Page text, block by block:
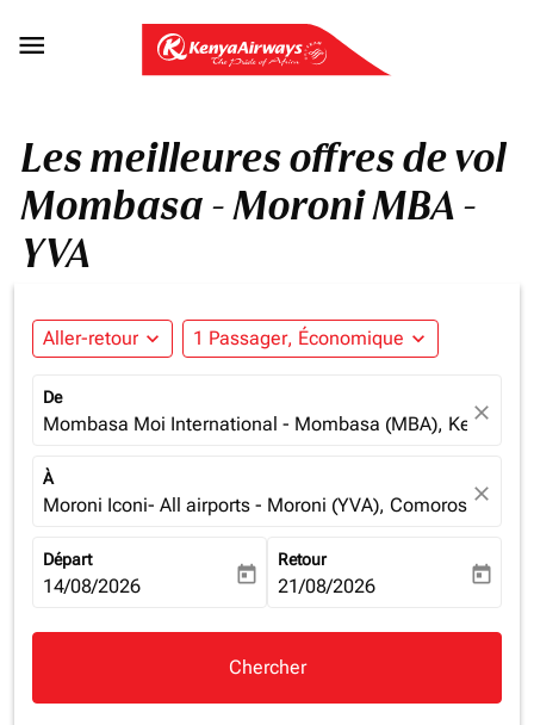

Les meilleures offres de vol
Mombasa - Moroni MBA -
YVA
Aller-retour expand_more 1 Passager, Économique expand_more
De
Mombasa Moi International - Mombasa (MBA), Kenya
close
À
Moroni Iconi- All airports - Moroni (YVA), Comoros close
Départ
fc-booking-departure-date-aria-label
14/08/2026 today
Retour
fc-booking-return-date-aria-
21/08/2026 today
Chercher